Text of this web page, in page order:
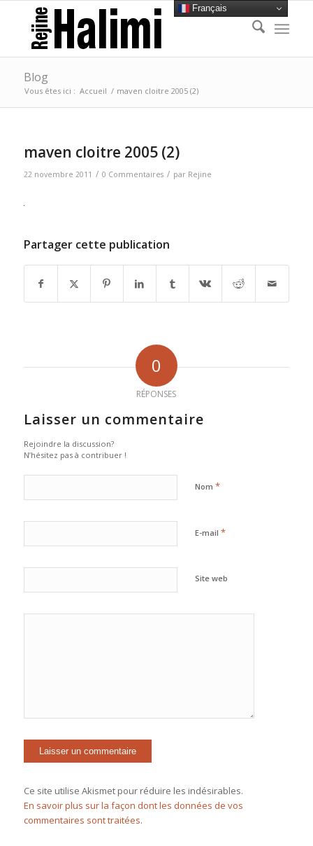
Blog
Vous êtes ici : Accueil / maven cloitre 2005 (2)
maven cloitre 2005 (2)
22 novembre 2011 / 0 Commentaires / par Rejine
Partager cette publication
0
RÉPONSES
Laisser un commentaire
Rejoindre la discussion?
N’hésitez pas à contribuer !
Nom *
E-mail *
Site web
Ce site utilise Akismet pour réduire les indésirables.
En savoir plus sur la façon dont les données de vos
commentaires sont traitées.
Français